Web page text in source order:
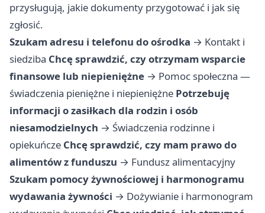
przysługują, jakie dokumenty przygotować i jak się
zgłosić.
Szukam adresu i telefonu do ośrodka → Kontakt i
siedziba Chcę sprawdzić, czy otrzymam wsparcie
finansowe lub niepieniężne → Pomoc społeczna —
świadczenia pieniężne i niepieniężne Potrzebuję
informacji o zasiłkach dla rodzin i osób
niesamodzielnych → Świadczenia rodzinne i
opiekuńcze Chcę sprawdzić, czy mam prawo do
alimentów z funduszu → Fundusz alimentacyjny
Szukam pomocy żywnościowej i harmonogramu
wydawania żywności → Dożywianie i harmonogram